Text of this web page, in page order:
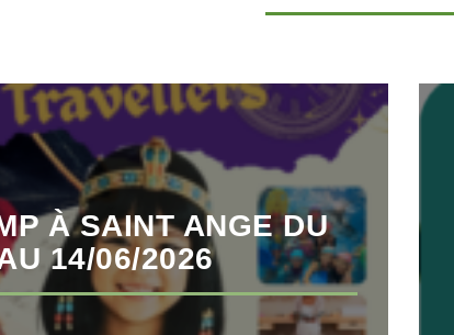
À SAINT ANGE DU
14/06/2026